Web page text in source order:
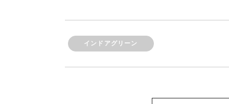
インドアグリーン